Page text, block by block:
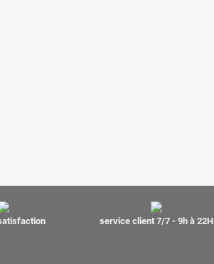
service client 7/7 - 9h à 22H